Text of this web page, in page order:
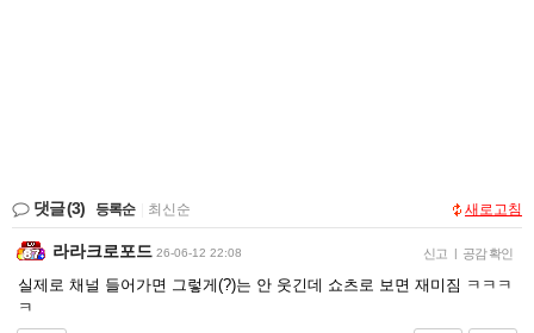
댓글(3) 등록순 최신순 새로고침
라라크로포드 26-06-12 22:08 신고 | 공감 확인
실제로 채널 들어가면 그렇게(?)는 안 웃긴데 쇼츠로 보면 재미짐 ㅋㅋㅋ
ㅋ